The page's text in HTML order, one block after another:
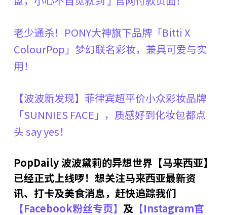
老少通杀！ PONY大神旗下品牌「Bitti X
ColourPop 」梦幻联名彩妆，兼具可爱与实
用！
【波波新发现】菲律宾超平价小众彩妆品牌
「SUNNIES FACE 」，质感好到化妆包都点
头say yes！
PopDaily波波黛莉的异想世界【马来西亚】
已经正式上线啰！想关注马来西亚最新资
讯、打卡及美食消息，赶快追踪我们
【Facebook粉丝专页】 及【Instagram官